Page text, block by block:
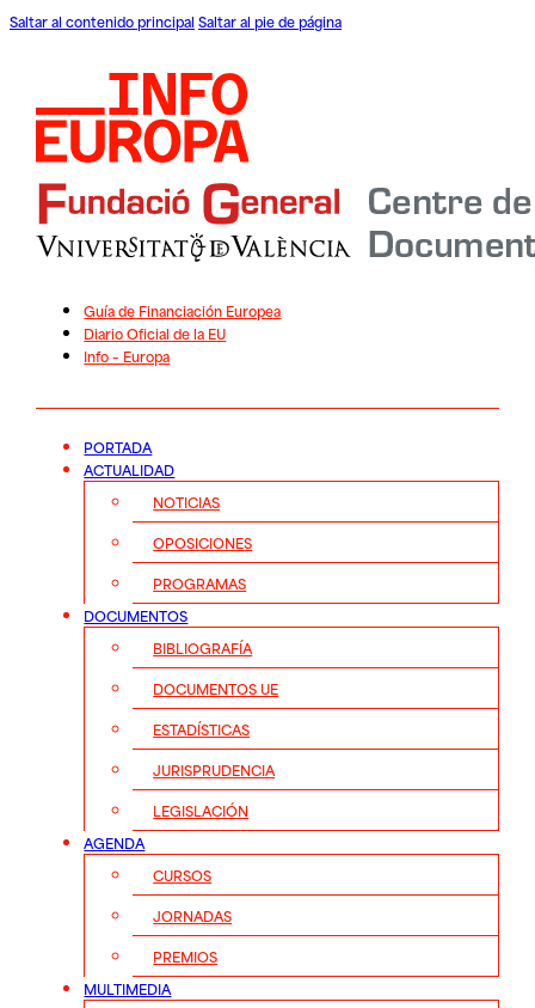
Saltar al contenido principal Saltar al pie de página
Guía de Financiación Europea
Diario Oficial de la EU
Info – Europa
PORTADA
ACTUALIDAD
NOTICIAS
OPOSICIONES
PROGRAMAS
DOCUMENTOS
BIBLIOGRAFÍA
DOCUMENTOS UE
ESTADÍSTICAS
JURISPRUDENCIA
LEGISLACIÓN
AGENDA
CURSOS
JORNADAS
PREMIOS
MULTIMEDIA